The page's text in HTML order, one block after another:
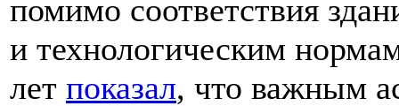
помимо соответствия
и технологическим
лет показал, что важным